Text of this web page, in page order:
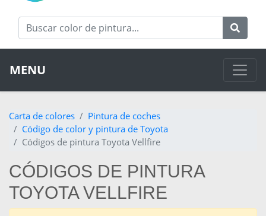
MENU
Carta de colores
Pintura de coches
Código de color y pintura de Toyota
Códigos de pintura Toyota Vellfire
CÓDIGOS DE PINTURA
TOYOTA VELLFIRE